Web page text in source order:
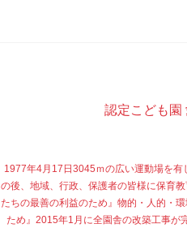
認定こども園
1977年4月17日3045ｍの広い運動場を
の後、地域、行政、保護者の皆様に保育
たちの最善の利益のため』物的・人的・
ため』2015年1月に全園舎の改築工事が